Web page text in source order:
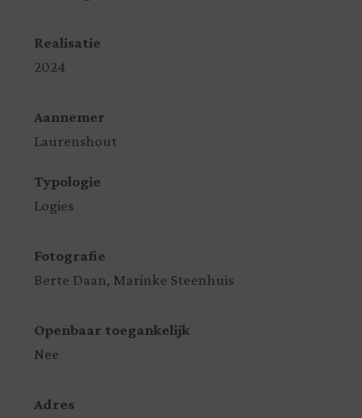
Realisatie
2024
Aannemer
Laurenshout
Typologie
Logies
Fotografie
Berte Daan, Marinke Steenhuis
Openbaar toegankelijk
Nee
Adres